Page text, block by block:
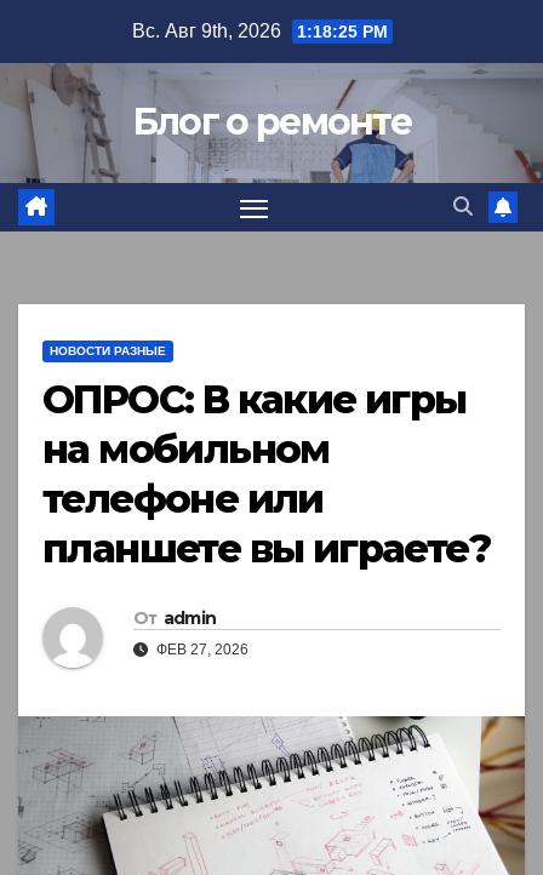
содержимому
Вс. Авг 9th, 2026 1:18:26 PM
Блог о ремонте
НОВОСТИ РАЗНЫЕ
ОПРОС: В какие игры
на мобильном
телефоне или
планшете вы играете?
От admin
ФЕВ 27, 2026